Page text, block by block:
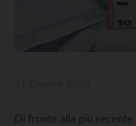
Di fronte alla più recente